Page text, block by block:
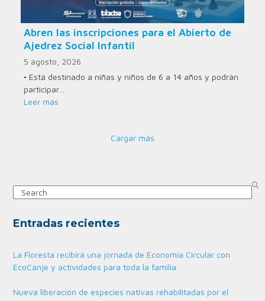
Abren las inscripciones para el Abierto de
Ajedrez Social Infantil
5 agosto, 2026
• Está destinado a niñas y niños de 6 a 14 años y podrán
participar…
Leer más
Cargar más
Search
Entradas recientes
La Floresta recibirá una jornada de Economía Circular con
EcoCanje y actividades para toda la familia
Nueva liberación de especies nativas rehabilitadas por el